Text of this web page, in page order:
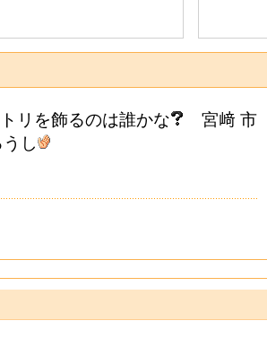
リを飾るのは誰かな
宮﨑 市
し